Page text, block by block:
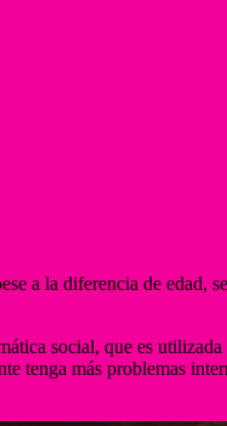
a la diferencia de edad,
social, que es
tenga más problemas